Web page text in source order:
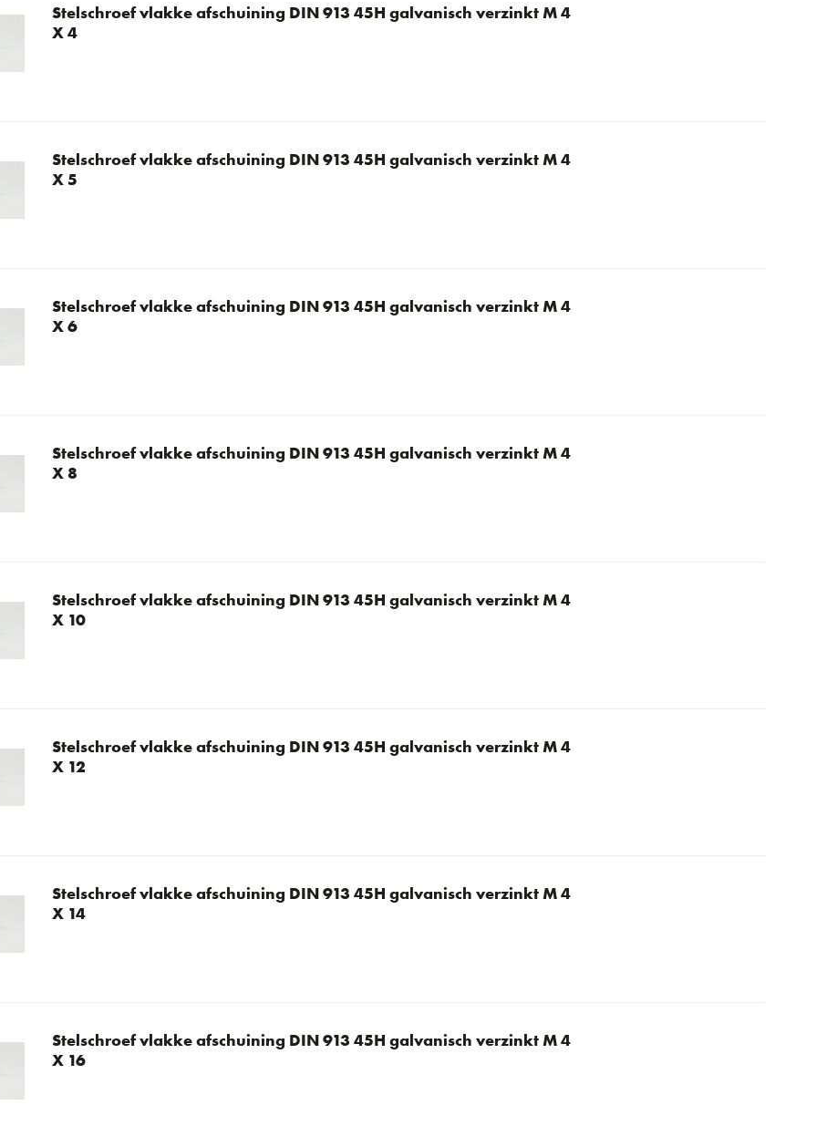
Stelschroef vlakke afschuining DIN 913 45H galvanisch verzinkt M 4
X 4
Stelschroef vlakke afschuining DIN 913 45H galvanisch verzinkt M 4
X 5
Stelschroef vlakke afschuining DIN 913 45H galvanisch verzinkt M 4
X 6
Stelschroef vlakke afschuining DIN 913 45H galvanisch verzinkt M 4
X 8
Stelschroef vlakke afschuining DIN 913 45H galvanisch verzinkt M 4
X 10
Stelschroef vlakke afschuining DIN 913 45H galvanisch verzinkt M 4
X 12
Stelschroef vlakke afschuining DIN 913 45H galvanisch verzinkt M 4
X 14
Stelschroef vlakke afschuining DIN 913 45H galvanisch verzinkt M 4
X 16